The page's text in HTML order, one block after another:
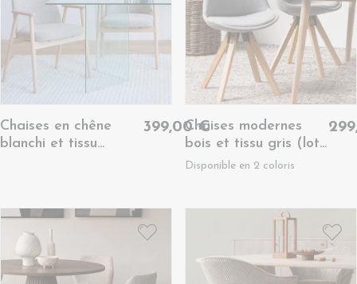
Chaises en chêne
blanchi et tissu
399,00 €Chaises modernes
bois et tissu gris (lot
de 2) - EARL
Disponible en 2 coloris